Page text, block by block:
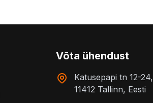
Võta ühendust
Katusepapi tn 12-24,
11412 Tallinn, Eesti